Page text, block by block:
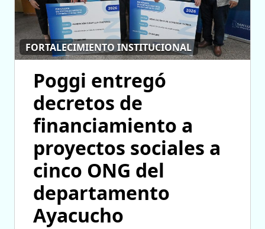
FORTALECIMIENTO INSTITUCIONAL
Poggi entregó
decretos de
financiamiento a
proyectos sociales a
cinco ONG del
departamento
Ayacucho